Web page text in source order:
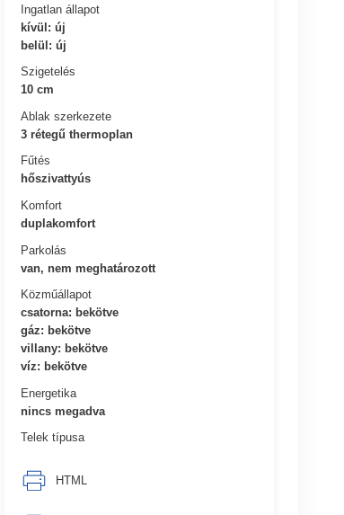
Ingatlan állapot
kívül: új
belül: új
Szigetelés
10 cm
Ablak szerkezete
3 rétegű thermoplan
Fűtés
hőszivattyús
Komfort
duplakomfort
Parkolás
van, nem meghatározott
Közműállapot
csatorna: bekötve
gáz: bekötve
villany: bekötve
víz: bekötve
Energetika
nincs megadva
Telek típusa
HTML